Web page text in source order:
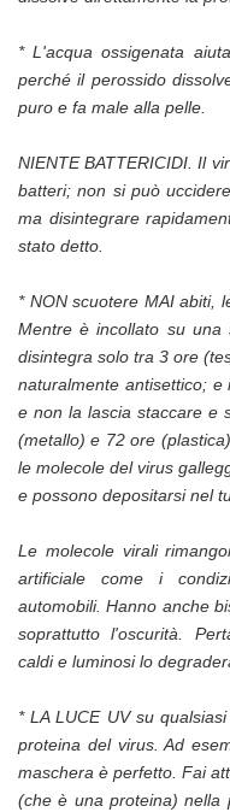
* L'acqua ossigenata
perché il perossido
puro e fa male alla pelle.
NIENTE BATTERICIDI. Il
batteri; non si può
ma disintegrare
stato detto.
* NON scuotere MAI abiti,
Mentre è incollato su
disintegra solo tra 3 ore
naturalmente antisettico;
e non la lascia staccare e
(metallo) e 72 ore
le molecole del virus
e possono depositarsi nel
Le molecole virali
artificiale come i
automobili. Hanno anche
soprattutto l'oscurità.
caldi e luminosi lo
* LA LUCE UV su
proteina del virus. Ad
maschera è perfetto. Fai
(che è una proteina) nella